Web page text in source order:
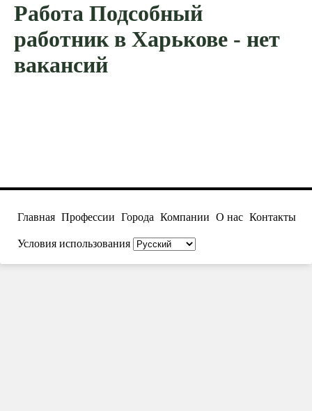
Работа Подсобный
работник в Харькове - нет
вакансий
Главная Профессии Города Компании О нас Контакты
Условия использования